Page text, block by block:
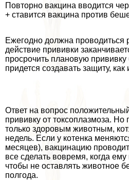
Повторно вакцина вводится
+ ставится вакцина против
Ежегодно должна проводиться
действие прививки
просрочить плановую
придется создавать защиту, как
Ответ на вопрос
прививку от токсоплазмоза.
только здоровым животным,
недель. Если у котенка
месяцев), вакцинацию
все сделать вовремя, когда
чтобы не оставлять животное
полгода.